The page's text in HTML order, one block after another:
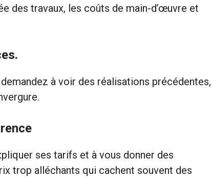
des travaux, les coûts de main-d’œuvre et
à voir des réalisations précédentes,
ses tarifs et à vous donner des
trop alléchants qui cachent souvent des